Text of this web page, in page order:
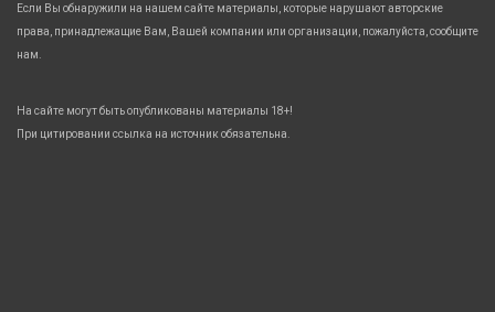
Если Вы обнаружили на нашем сайте материалы, которые нарушают авторские
права, принадлежащие Вам, Вашей компании или организации, пожалуйста, сообщите
нам.
На сайте могут быть опубликованы материалы 18+!
При цитировании ссылка на источник обязательна.